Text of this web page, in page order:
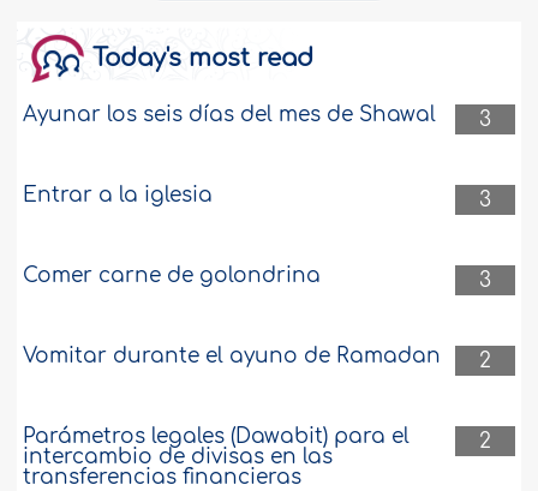
¿Está permitido traducir hadices del
Profeta, sallallaahu ‘alayhi wa sallam,
literalmente al inglés, alemán o cualquier
otro idioma? Por favor, aconséjenme.
21219 28-2-2018
Explicación del hadiz “transmitir al menos
¿Cuál es la explicación del hadiz donde
el Profeta, sallallaahu ‘alayhi wa sallam,
versículo"? ..
más
21185
Today's most read
3
Ayunar los seis días del mes de Shawal
3
Entrar a la iglesia
3
Comer carne de golondrina
2
Vomitar durante el ayuno de Ramadan
2
Parámetros legales (Dawabit) para el
intercambio de divisas en las
transferencias financieras